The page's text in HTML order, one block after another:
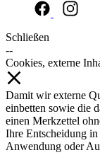
Schließen
--
Cookies, externe
Damit wir externe
einbetten sowie die
einen Merkzettel
Ihre Entscheidung
Anwendung oder